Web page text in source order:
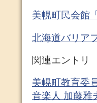
美幌町民会館
北海道バリア
関連エントリ
美幌町教育委
音楽人 加藤雅